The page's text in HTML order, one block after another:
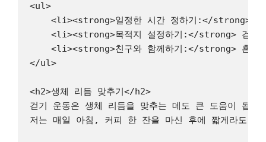
<ul>
<li><strong>일정한 시간 정하기:</strong> 매
<li><strong>목적지 설정하기:</strong> 걷는
<li><strong>친구와 함께하기:</strong> 혼자
</ul>
<h2>생체 리듬 맞추기</h2>
걷기 운동은 생체 리듬을 맞추는 데도 큰 도움이 됩
저는 매일 아침, 커피 한 잔을 마신 후에 짧게라도 밖